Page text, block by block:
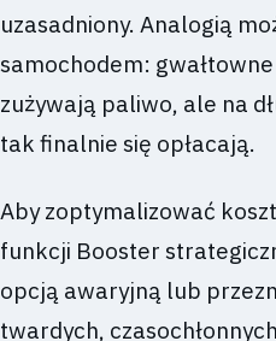
uzasadniony. Analogią
samochodem:
zużywają paliwo, ale na
tak finalnie się opłacają.
Aby zoptymalizować
funkcji Booster
opcją awaryjną lub
twardych,